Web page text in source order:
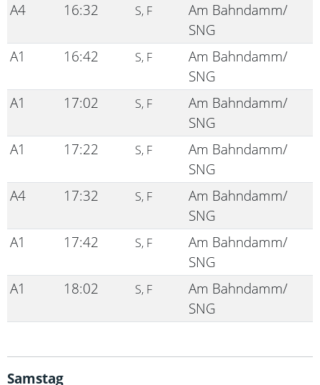
A4 16:32 S, F
Am Bahndamm/
SNG
A1
16:42 S, F
Am Bahndamm/
SNG
A1
17:02 S, F
Am Bahndamm/
SNG
A1
17:22 S, F
Am Bahndamm/
SNG
A4
17:32 S, F
Am Bahndamm/
SNG
A1
17:42 S, F
Am Bahndamm/
SNG
A1
18:02 S, F
Am Bahndamm/
SNG
Samstag